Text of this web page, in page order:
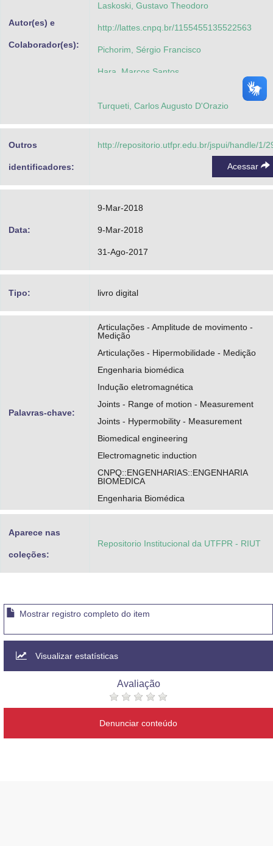
Autor(es) e
Colaborador(es):
Laskoski, Gustavo Theodoro
http://lattes.cnpq.br/1155455135522563
Pichorim, Sérgio Francisco
Hara, Marcos Santos
Turqueti, Carlos Augusto D'Orazio
Outros
identificadores:
http://repositorio.utfpr.edu.br/jspui/handle/1/
Acessar
Data:
9-Mar-2018
9-Mar-2018
31-Ago-2017
Tipo: livro digital
Palavras-chave:
Articulações - Amplitude de movimento -
Medição
Articulações - Hipermobilidade - Medição
Engenharia biomédica
Indução eletromagnética
Joints - Range of motion - Measurement
Joints - Hypermobility - Measurement
Biomedical engineering
Electromagnetic induction
CNPQ::ENGENHARIAS::ENGENHARIA
BIOMEDICA
Engenharia Biomédica
Aparece nas
coleções:
Repositorio Institucional da UTFPR - RIUT
Mostrar registro completo do item
Visualizar estatísticas
Avaliação
Denunciar conteúdo